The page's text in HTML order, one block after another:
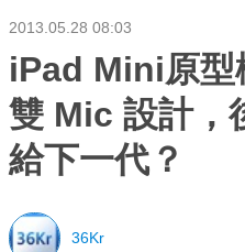
2013.05.28 08:03
iPad Mini原型
雙 Mic 設計，
給下一代？
36Kr